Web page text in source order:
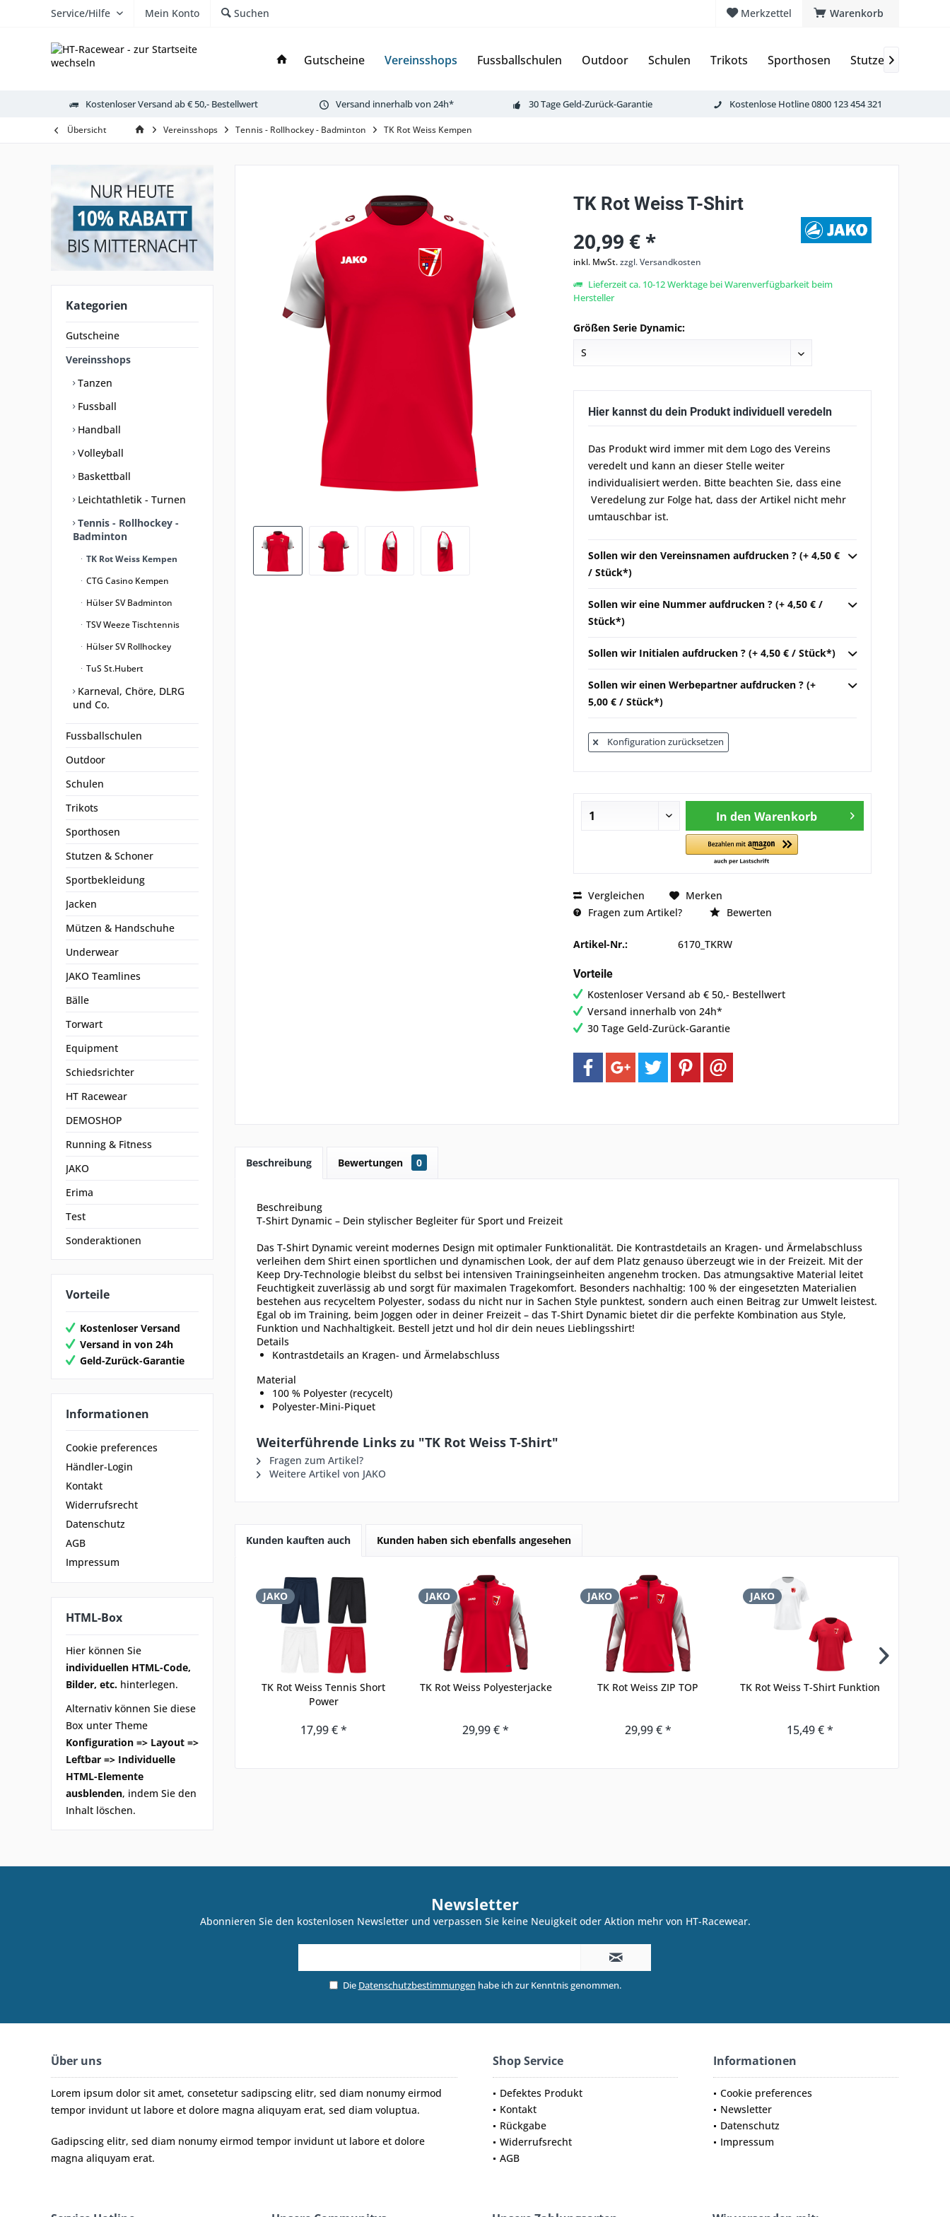
Warenkorb
Merkzettel
Service/Hilfe Mein Konto Suchen
Gutscheine Vereinsshops Fussballschulen Outdoor Schulen Trikots Sporthosen Stutzen & Schoner

Kostenloser Versand ab € 50,- Bestellwert Versand innerhalb von 24h* 30 Tage Geld-Zurück-Garantie Kostenlose Hotline 0800 123 454 321
Übersicht Vereinsshops Tennis - Rollhockey - Badminton TK Rot Weiss Kempen
Kategorien
Gutscheine
Vereinsshops
Tanzen
Fussball
Handball
Volleyball
Baskettball
Leichtathletik - Turnen
Tennis - Rollhockey -
Badminton
TK Rot Weiss Kempen
CTG Casino Kempen
Hülser SV Badminton
TSV Weeze Tischtennis
Hülser SV Rollhockey
TuS St.Hubert
Karneval, Chöre, DLRG
und Co.
Fussballschulen
Outdoor
Schulen
Trikots
Sporthosen
Stutzen & Schoner
Sportbekleidung
Jacken
Mützen & Handschuhe
Underwear
JAKO Teamlines
Bälle
Torwart
Equipment
Schiedsrichter
HT Racewear
DEMOSHOP
Running & Fitness
JAKO
Erima
Test
Sonderaktionen
Vorteile
Kostenloser Versand
Versand in von 24h
Geld-Zurück-Garantie
Informationen
Cookie preferences
Händler-Login
Kontakt
Widerrufsrecht
Datenschutz
AGB
Impressum
HTML-Box
Hier können Sie
individuellen HTML-Code,
Bilder, etc. hinterlegen.
Alternativ können Sie diese
Box unter Theme
Konfiguration => Layout =>
Leftbar => Individuelle
HTML-Elemente
ausblenden, indem Sie den
Inhalt löschen.
TK Rot Weiss T-Shirt
20,99 € *
inkl. MwSt.zzgl. Versandkosten
Lieferzeit ca. 10-12 Werktage bei Warenverfügbarkeit beim
Hersteller
Größen Serie Dynamic:
Hier kannst du dein Produkt individuell veredeln
Das Produkt wird immer mit dem Logo des Vereins
veredelt und kann an dieser Stelle weiter
individualisiert werden. Bitte beachten Sie, dass eine
Veredelung zur Folge hat, dass der Artikel nicht mehr
umtauschbar ist.
Sollen wir den Vereinsnamen aufdrucken ? (+ 4,50 €
/ Stück*)
Sollen wir eine Nummer aufdrucken ? (+ 4,50 € /
Stück*)
Sollen wir Initialen aufdrucken ? (+ 4,50 € / Stück*)
Sollen wir einen Werbepartner aufdrucken ? (+
5,00 € / Stück*)
Konfiguration zurücksetzen
In den Warenkorb
Vergleichen
Merken
Fragen zum Artikel?
Bewerten
Artikel-Nr.: 6170_TKRW
Vorteile
Kostenloser Versand ab € 50,- Bestellwert
Versand innerhalb von 24h*
30 Tage Geld-Zurück-Garantie
Beschreibung Bewertungen 0
Beschreibung
T-Shirt Dynamic – Dein stylischer Begleiter für Sport und Freizeit
Das T-Shirt Dynamic vereint modernes Design mit optimaler Funktionalität. Die Kontrastdetails an Kragen- und Ärmelabschluss
verleihen dem Shirt einen sportlichen und dynamischen Look, der auf dem Platz genauso überzeugt wie in der Freizeit. Mit der
Keep Dry-Technologie bleibst du selbst bei intensiven Trainingseinheiten angenehm trocken. Das atmungsaktive Material leitet
Feuchtigkeit zuverlässig ab und sorgt für maximalen Tragekomfort. Besonders nachhaltig: 100 % der eingesetzten Materialien
bestehen aus recyceltem Polyester, sodass du nicht nur in Sachen Style punktest, sondern auch einen Beitrag zur Umwelt leistest.
Egal ob im Training, beim Joggen oder in deiner Freizeit – das T-Shirt Dynamic bietet dir die perfekte Kombination aus Style,
Funktion und Nachhaltigkeit. Bestell jetzt und hol dir dein neues Lieblingsshirt!
Details
Kontrastdetails an Kragen- und Ärmelabschluss
Material
100 % Polyester (recycelt)
Polyester-Mini-Piquet
Weiterführende Links zu "TK Rot Weiss T-Shirt"
Fragen zum Artikel?
Weitere Artikel von JAKO
Kunden kauften auch Kunden haben sich ebenfalls angesehen
JAKO
TK Rot Weiss Tennis Short
Power
17,99 € *
JAKO
TK Rot Weiss Polyesterjacke
29,99 € *
JAKO
TK Rot Weiss ZIP TOP
29,99 € *
JAKO
TK Rot Weiss T-Shirt Funktion
15,49 € *
Newsletter
Abonnieren Sie den kostenlosen Newsletter und verpassen Sie keine Neuigkeit oder Aktion mehr von HT-Racewear.
Die Datenschutzbestimmungen habe ich zur Kenntnis genommen.
Über uns
Lorem ipsum dolor sit amet, consetetur sadipscing elitr, sed diam nonumy eirmod
tempor invidunt ut labore et dolore magna aliquyam erat, sed diam voluptua.
Gadipscing elitr, sed diam nonumy eirmod tempor invidunt ut labore et dolore
magna aliquyam erat.
Shop Service
Defektes Produkt
Kontakt
Rückgabe
Widerrufsrecht
AGB
Informationen
Cookie preferences
Newsletter
Datenschutz
Impressum